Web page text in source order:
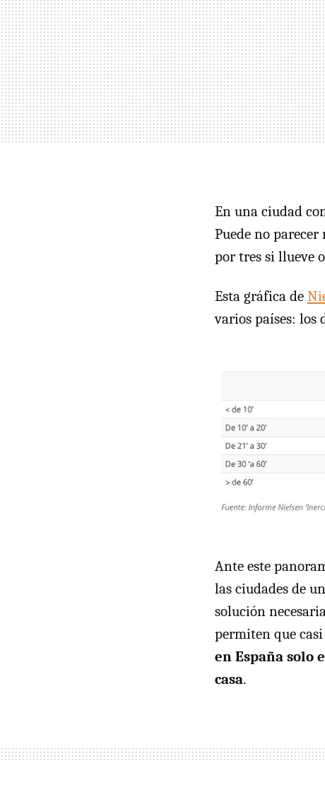
En una ciudad
Puede no
por tres si llueve
Esta gráfica de
varios países: los
Ante este
las ciudades de
solución
permiten que
en España solo
casa.